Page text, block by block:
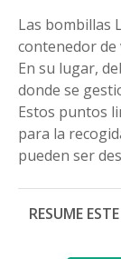
Las bombillas
contenedor de
En su lugar,
donde se
Estos puntos
para la
pueden ser
RESUME